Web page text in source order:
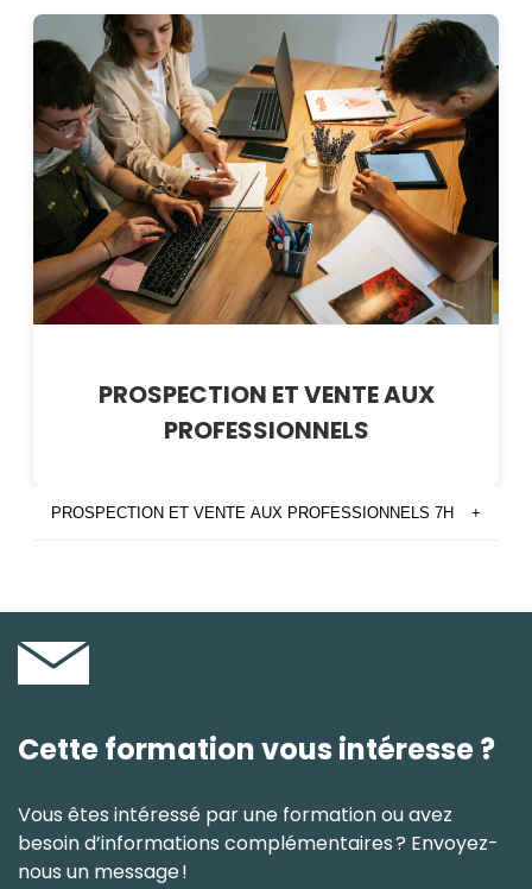
PROSPECTION ET VENTE AUX
PROFESSIONNELS
PROSPECTION ET VENTE AUX PROFESSIONNELS 7H +
Cette formation vous intéresse ?
Vous êtes intéressé par une formation ou avez
besoin d’informations complémentaires ? Envoyez-
nous un message !